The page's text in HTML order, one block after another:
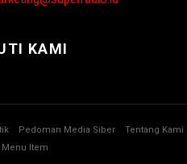
KAMI
Pedoman Media Siber
Tentang Kami
Menu Item